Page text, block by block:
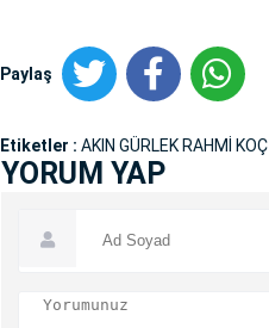
Paylaş
Etiketler : AKIN GÜRLEK RAHMİ KOÇ
YORUM YAP